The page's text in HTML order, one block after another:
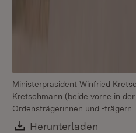
Ministerpräsident Winfried
Kretschmann (beide vorne in
Ordensträgerinnen und -trägern
Download:
Herunterladen